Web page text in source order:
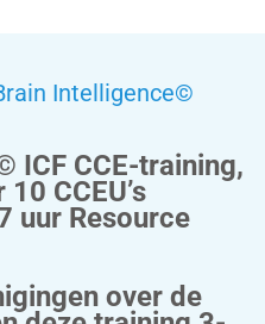
Intelligence©
ICF CCE-training,
CCEU’s
uur Resource
over de